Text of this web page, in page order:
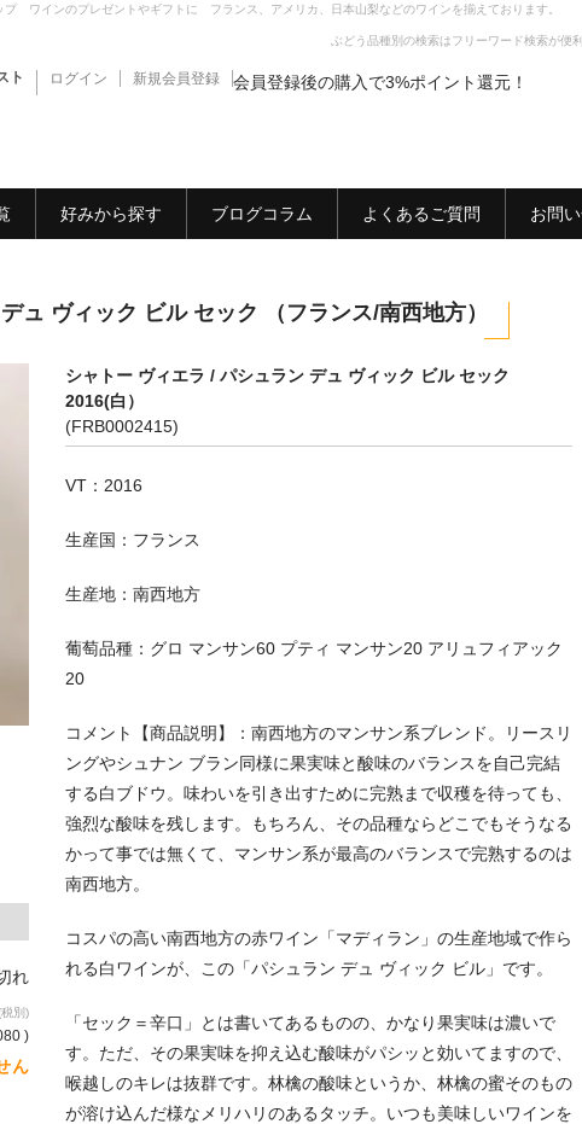
ワインのプレゼントやギフトに フランス、アメリカ、日本山梨などのワインを揃えております。
ぶどう品種別の検索はフリーワード検索が便
ト ログイン 新規会員登録 会員登録後の購入で3%ポイント還元！
好みから探す ブログコラム よくあるご質問 お問
ュ ヴィック ビル セック （フランス/南西地方）
れ
別)
)
ん
シャトー ヴィエラ / パシュラン デュ ヴィック ビル セック
2016(白）
(FRB0002415)
VT：2016
生産国：フランス
生産地：南西地方
葡萄品種：グロ マンサン60 プティ マンサン20 アリュフィアック
20
コメント【商品説明】：南西地方のマンサン系ブレンド。リースリ
ングやシュナン ブラン同様に果実味と酸味のバランスを自己完結
する白ブドウ。味わいを引き出すために完熟まで収穫を待っても、
強烈な酸味を残します。もちろん、その品種ならどこでもそうなる
かって事では無くて、マンサン系が最高のバランスで完熟するのは
南西地方。
コスパの高い南西地方の赤ワイン「マディラン」の生産地域で作ら
れる白ワインが、この「パシュラン デュ ヴィック ビル」です。
「セック＝辛口」とは書いてあるものの、かなり果実味は濃いで
す。ただ、その果実味を抑え込む酸味がパシッと効いてますので、
喉越しのキレは抜群です。林檎の酸味というか、林檎の蜜そのもの
が溶け込んだ様なメリハリのあるタッチ。いつも美味しいワインを